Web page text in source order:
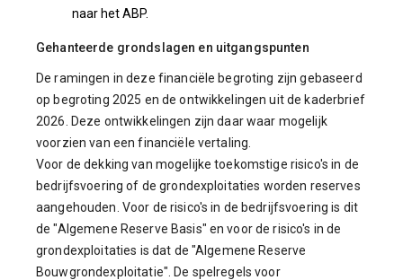
naar het ABP.
Gehanteerde grondslagen en uitgangspunten
De ramingen in deze financiële begroting zijn gebaseerd
op begroting 2025 en de ontwikkelingen uit de kaderbrief
2026. Deze ontwikkelingen zijn daar waar mogelijk
voorzien van een financiële vertaling.
Voor de dekking van mogelijke toekomstige risico's in de
bedrijfsvoering of de grondexploitaties worden reserves
aangehouden. Voor de risico's in de bedrijfsvoering is dit
de "Algemene Reserve Basis" en voor de risico's in de
grondexploitaties is dat de "Algemene Reserve
Bouwgrondexploitatie". De spelregels voor